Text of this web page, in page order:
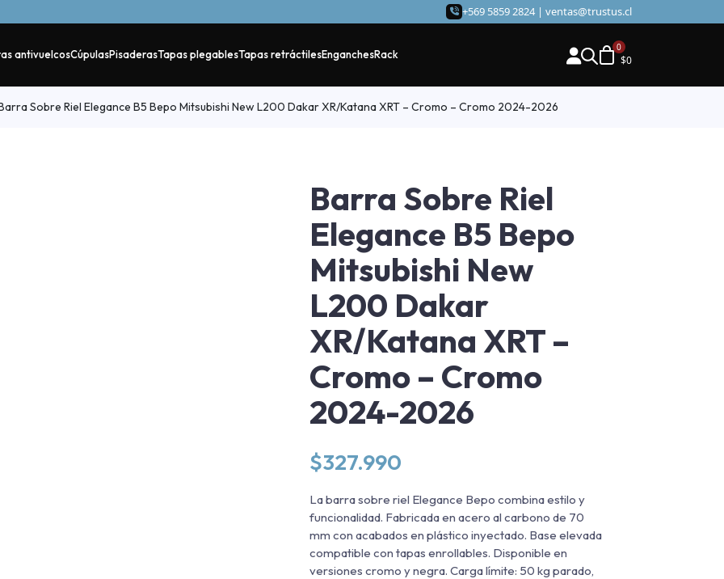
+569 5859 2824 | ventas@trustus.cl
antivuelcosCúpulasPisaderasTapas plegablesTapas retráctilesEnganchesRack $0
Sobre Riel Elegance B5 Bepo Mitsubishi New L200 Dakar XR/Katana XRT – Cromo – Cromo 2024-2026
Barra Sobre Riel
Elegance B5 Bepo
Mitsubishi New
L200 Dakar
XR/Katana XRT –
Cromo – Cromo
2024-2026
$327.990
La barra sobre riel Elegance Bepo combina estilo y
funcionalidad. Fabricada en acero al carbono de 70
mm con acabados en plástico inyectado. Base elevada
compatible con tapas enrollables. Disponible en
versiones cromo y negra. Carga límite: 50 kg parado,